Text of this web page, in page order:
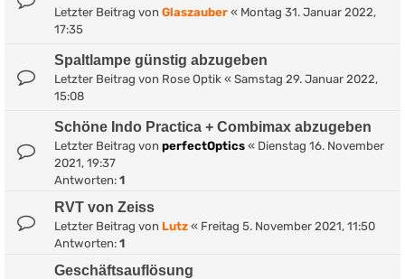
Letzter Beitrag von Glaszauber « Montag 31. Januar 2022,
17:35
Spaltlampe günstig abzugeben
Letzter Beitrag von Rose Optik « Samstag 29. Januar 2022,
15:08
Schöne Indo Practica + Combimax abzugeben
Letzter Beitrag von perfectOptics « Dienstag 16. November
2021, 19:37
Antworten: 1
RVT von Zeiss
Letzter Beitrag von Lutz « Freitag 5. November 2021, 11:50
Antworten: 1
Geschäftsauflösung